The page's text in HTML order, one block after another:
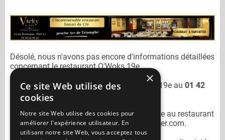
Désolé, nous n'avons pas encore d'informations détaillées
concernant le restaurant O'Woks 19e.
Vous pouvez joindre le restaurant
O'Woks 19e au 01 42
40 55 55
N'oubliez pas de préciser lors de votre sortie au restaurant
O'Woks 19equ'il n'est pas sur Mangercacher.com.
×
Ce site Web utilise des
cookies
Notre site Web utilise des cookies pour
améliorer l'expérience utilisateur. En
utilisant notre site Web, vous acceptez tous